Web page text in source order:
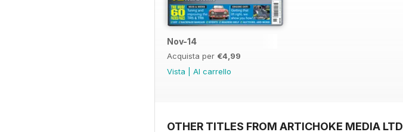
Nov-14
Acquista per €4,99
Vista
Al carrello
OTHER TITLES FROM ARTICHOKE MEDIA LTD